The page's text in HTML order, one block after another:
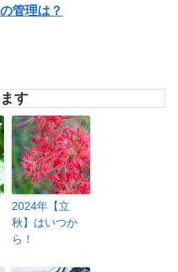
管理は？
す
2024年【立
秋】はいつか
ら！